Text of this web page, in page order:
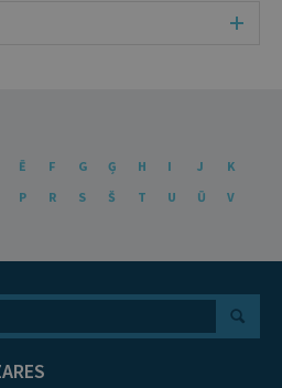
Ē F G Ģ H I J
K
P R S Š T U Ū
V